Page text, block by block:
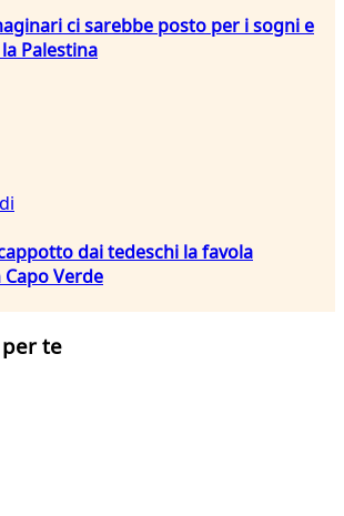
ci sarebbe posto per i sogni e
Palestina
dai tedeschi la favola
Verde
te